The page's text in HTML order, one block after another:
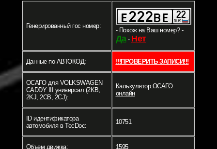
Генерированный гос номер:
- Похож на Ваш номер? -
Да- Нет
Данные по АВТОКОД: !!!ПРОВЕРИТЬ ЗАПИСИ!!!
ОСАГО для VOLKSWAGEN
CADDY III универсал (2KB,
2KJ, 2CB, 2CJ):
Калькулятор ОСАГО
онлайн
ID идентификатора
автомобиля в TecDoc:
10751
Объем движка: 1595